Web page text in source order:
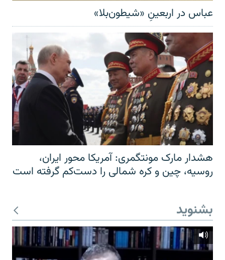
عباس در اربعینِ «شیطون‌بلا»
هشدار مارک مونتگمری: آمریکا محور ایران،
روسیه، چین و کره شمالی را دست‌کم گرفته است
بشنوید